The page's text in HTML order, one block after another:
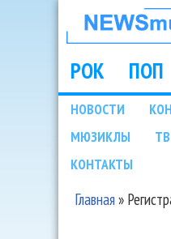
НОВОСТИ
МУЗЫКИ И
ШОУ
Main
РОК ПОП
НОВОСТИ
МЮЗИКЛЫ
КОНТАКТЫ
Главная»